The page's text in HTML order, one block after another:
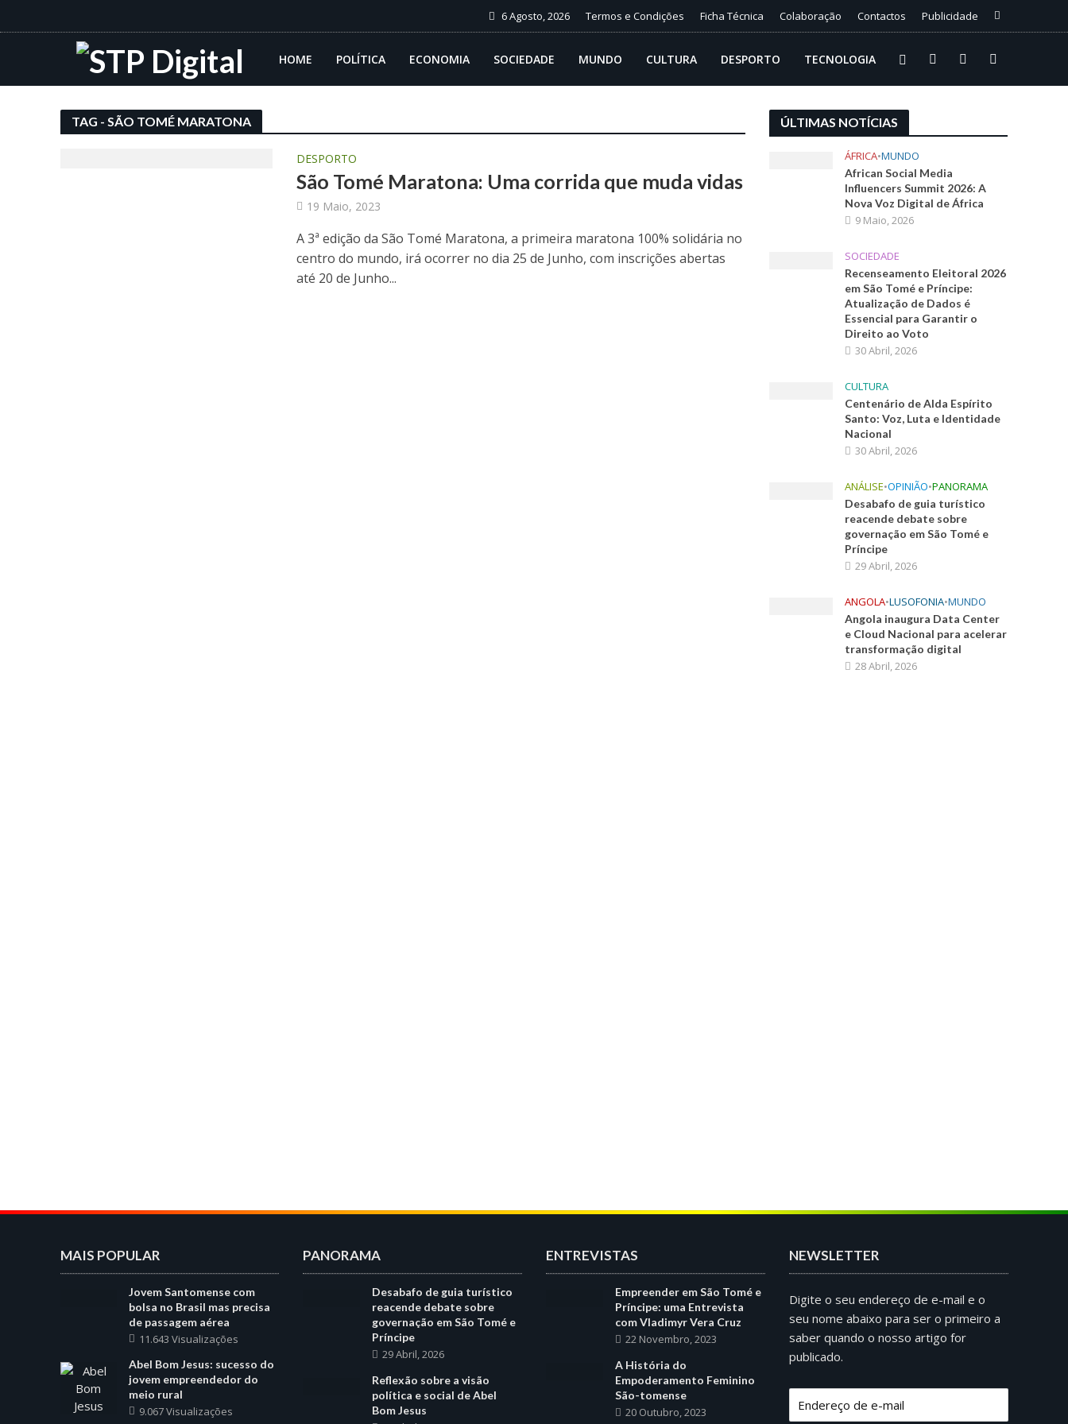
6 Agosto, 2026 Termos e Condições Ficha Técnica Colaboração Contactos Publicidade
HOME POLÍTICA ECONOMIA SOCIEDADE MUNDO CULTURA DESPORTO TECNOLOGIA
TAG - SÃO TOMÉ MARATONA
DESPORTO
São Tomé Maratona: Uma corrida que muda vidas
19 Maio, 2023
A 3ª edição da São Tomé Maratona, a primeira maratona 100% solidária no
centro do mundo, irá ocorrer no dia 25 de Junho, com inscrições abertas
até 20 de Junho...
ÚLTIMAS NOTÍCIAS
ÁFRICA•MUNDO
African Social Media
Influencers Summit 2026: A
Nova Voz Digital de África
9 Maio, 2026
SOCIEDADE
Recenseamento Eleitoral 2026
em São Tomé e Príncipe:
Atualização de Dados é
Essencial para Garantir o
Direito ao Voto
30 Abril, 2026
CULTURA
Centenário de Alda Espírito
Santo: Voz, Luta e Identidade
Nacional
30 Abril, 2026
ANÁLISE•OPINIÃO•PANORAMA
Desabafo de guia turístico
reacende debate sobre
governação em São Tomé e
Príncipe
29 Abril, 2026
ANGOLA•LUSOFONIA•MUNDO
Angola inaugura Data Center
e Cloud Nacional para acelerar
transformação digital
28 Abril, 2026
MAIS POPULAR
Jovem Santomense com
bolsa no Brasil mas precisa
de passagem aérea
11.643 Visualizações
Abel Bom Jesus: sucesso do
jovem empreendedor do
meio rural
9.067 Visualizações
PANORAMA
Desabafo de guia turístico
reacende debate sobre
governação em São Tomé e
Príncipe
29 Abril, 2026
Reflexão sobre a visão
política e social de Abel
Bom Jesus
ENTREVISTAS
Empreender em São Tomé e
Príncipe: uma Entrevista
com Vladimyr Vera Cruz
22 Novembro, 2023
A História do
Empoderamento Feminino
São-tomense
20 Outubro, 2023
NEWSLETTER
Digite o seu endereço de e-mail e o
seu nome abaixo para ser o primeiro a
saber quando o nosso artigo for
publicado.